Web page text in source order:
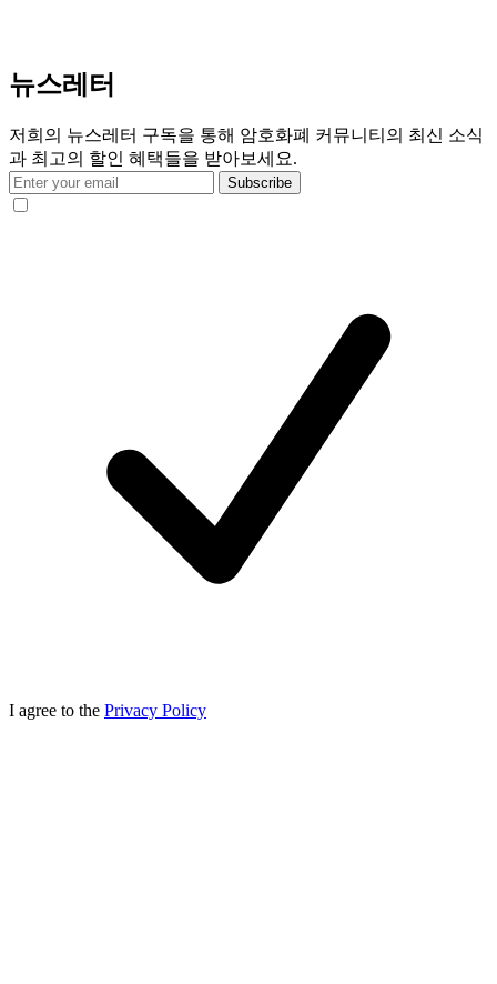
뉴스레터
저희의 뉴스레터 구독을 통해 암호화폐 커뮤니티의 최신 소식
과 최고의 할인 혜택들을 받아보세요.
Subscribe
I agree to the Privacy Policy